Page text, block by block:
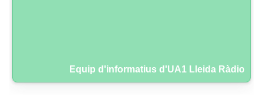
Equip d'informatius d'UA1 Lleida Ràdio